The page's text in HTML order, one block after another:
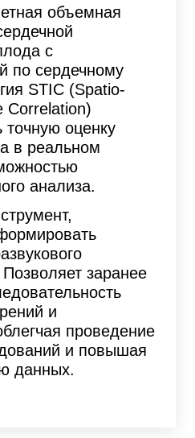
объемная
с
по сердечному
STIC (Spatio-
Correlation)
точную оценку
в реальном
анализа.
заранее
и
проведение
и повышая
данных.